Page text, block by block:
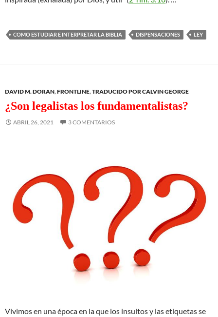
COMO ESTUDIAR E INTERPRETAR LA BIBLIA DISPENSACIONES LEY
DAVID M. DORAN,FRONTLINE,TRADUCIDO POR CALVIN GEORGE
¿Son legalistas los fundamentalistas?
ABRIL 26, 2021 3 COMENTARIOS
Vivimos en una época en la que los insultos y las etiquetas se